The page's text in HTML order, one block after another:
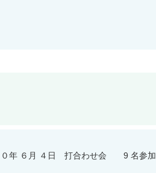
０年 ６月 ４日 打合わせ会 9 名参加